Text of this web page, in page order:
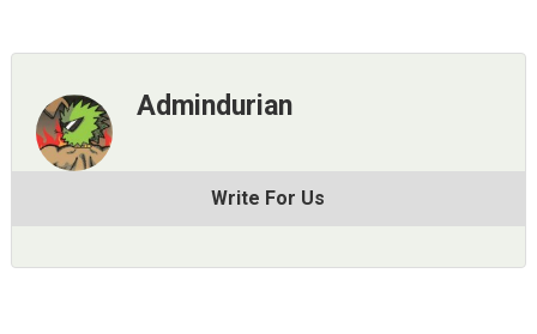
Admindurian
Write For Us